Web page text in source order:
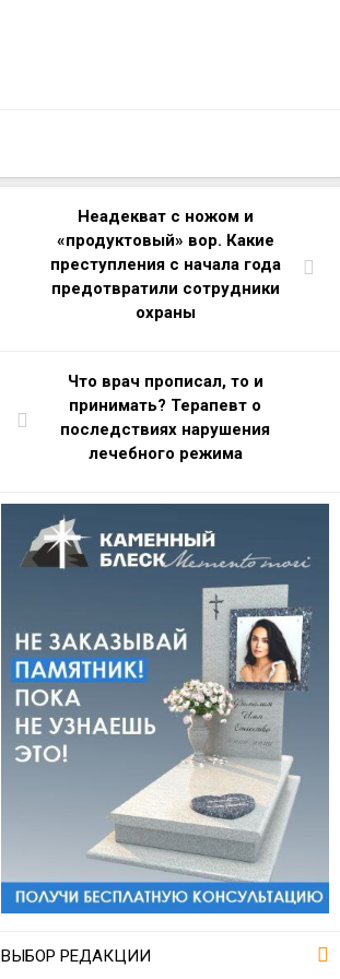
Неадекват с ножом и
«продуктовый» вор. Какие
преступления с начала года
предотвратили сотрудники
охраны
Что врач прописал, то и
принимать? Терапевт о
последствиях нарушения
лечебного режима
ВЫБОР РЕДАКЦИИ